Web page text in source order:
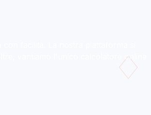
facilità. La nostra piattaforma si
vantiamo l'unico calcolatore online